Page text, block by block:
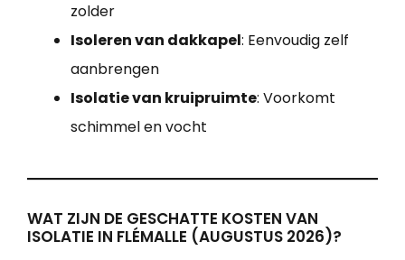
zolder
Isoleren van dakkapel: Eenvoudig zelf
aanbrengen
Isolatie van kruipruimte: Voorkomt
schimmel en vocht
WAT ZIJN DE GESCHATTE KOSTEN VAN
ISOLATIE IN FLÉMALLE (AUGUSTUS 2026)?